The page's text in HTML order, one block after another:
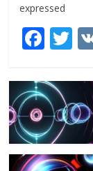
expressed
F
e
b
o
o
T